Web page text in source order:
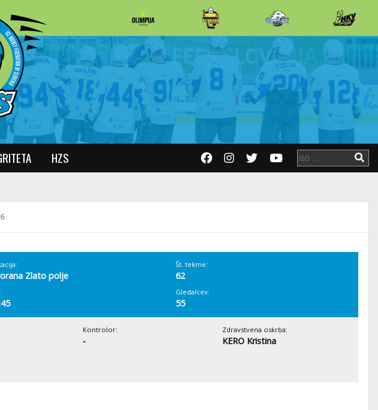
HZS
Zlato polje
Št. tekme:
62
Gledalcev:
55
Kontrolor:
-
Zdravstvena oskrba:
KERO Kristina